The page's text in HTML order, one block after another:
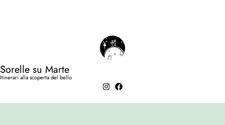
Sorelle su Marte
Itinerari alla scoperta del bello